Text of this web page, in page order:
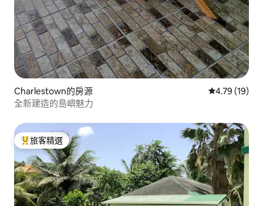
Charlestown的房源 從 19 則評價
4.79 (19)
全新建造的島嶼魅力
旅客精選榜首
旅客精選